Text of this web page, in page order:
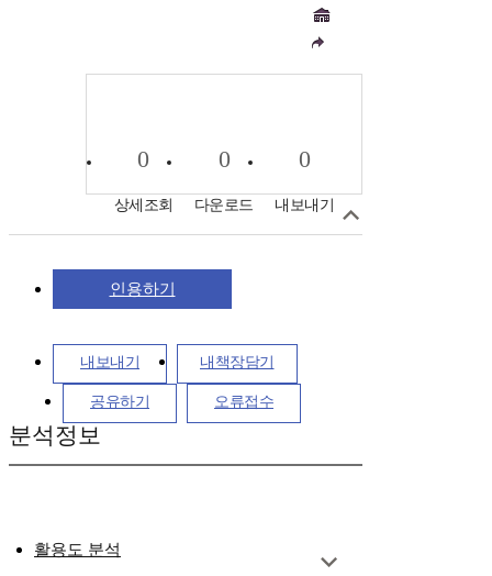
0
상세조회
0
다운로드
0
내보내기
인용하기
내보내기 내책장담기
공유하기 오류접수
분석정보
활용도 분석